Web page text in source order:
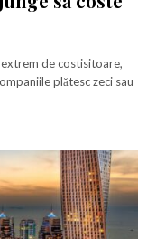
de costisitoare,
plătesc zeci sau